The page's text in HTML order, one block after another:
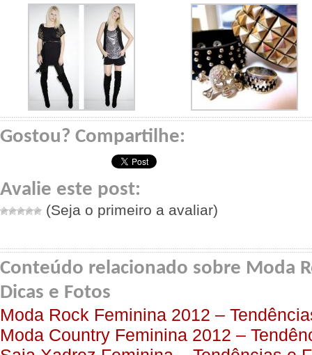
Gostou? Compartilhe:
Avalie este post:
(Seja o primeiro a avaliar)
Conteúdo relacionado sobre Moda
Dicas e Fotos
Moda Rock Feminina 2012 –
Moda Country Feminina 2012 –